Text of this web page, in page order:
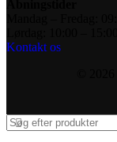
Kontakt os